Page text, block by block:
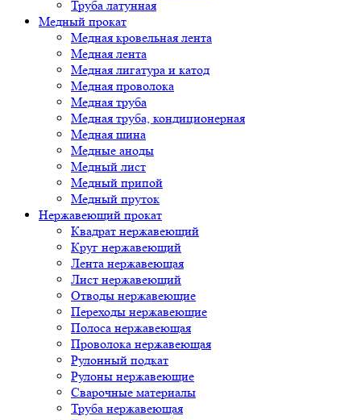
Труба латунная
Медный прокат
Медная кровельная лента
Медная лента
Медная лигатура и катод
Медная проволока
Медная труба
Медная труба, кондиционерная
Медная шина
Медные аноды
Медный лист
Медный припой
Медный пруток
Нержавеющий прокат
Квадрат нержавеющий
Круг нержавеющий
Лента нержавеющая
Лист нержавеющий
Отводы нержавеющие
Переходы нержавеющие
Полоса нержавеющая
Проволока нержавеющая
Рулонный подкат
Рулоны нержавеющие
Сварочные материалы
Труба нержавеющая